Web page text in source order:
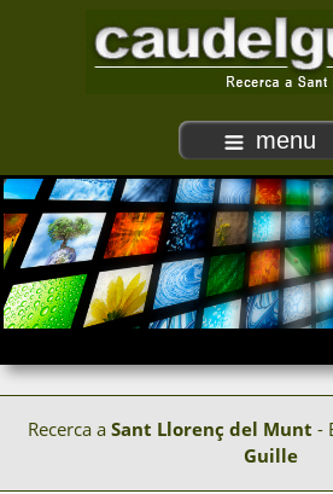
menu
Recerca a Sant Llorenç del Munt -
Guille